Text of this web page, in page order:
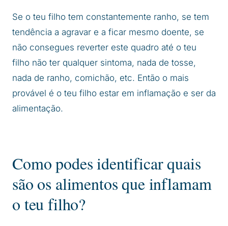
Se o teu filho tem constantemente ranho, se tem
tendência a agravar e a ficar mesmo doente, se
não consegues reverter este quadro até o teu
filho não ter qualquer sintoma, nada de tosse,
nada de ranho, comichão, etc. Então o mais
provável é o teu filho estar em inflamação e ser da
alimentação.
Como podes identificar quais
são os alimentos que inflamam
o teu filho?